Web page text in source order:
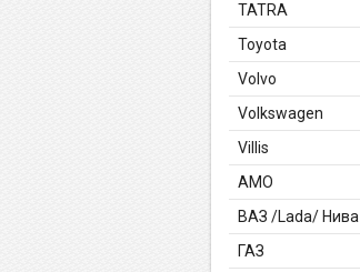
TATRA
Toyota
Volvo
Volkswagen
Villis
АМО
ВАЗ /Lada/ Нива
ГАЗ